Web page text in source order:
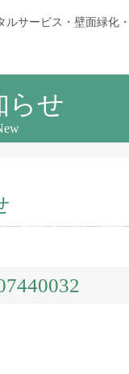
ルサービス・壁面緑化
らせ